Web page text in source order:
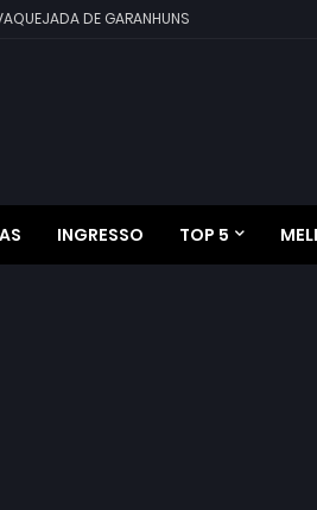
DE GARANHUNS
INGRESSO TOP 5